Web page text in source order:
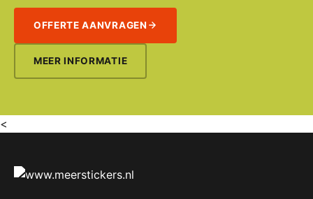
OFFERTE AANVRAGEN
MEER INFORMATIE
<